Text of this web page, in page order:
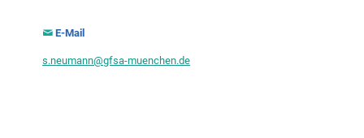
E-Mail
s.neumann@gfsa-muenchen.de